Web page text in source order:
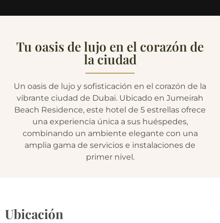
Tu oasis de lujo en el corazón de
la ciudad
Un oasis de lujo y sofisticación en el corazón de la
vibrante ciudad de Dubai. Ubicado en Jumeirah
Beach Residence, este hotel de 5 estrellas ofrece
una experiencia única a sus huéspedes,
combinando un ambiente elegante con una
amplia gama de servicios e instalaciones de
primer nivel.
Ubicación